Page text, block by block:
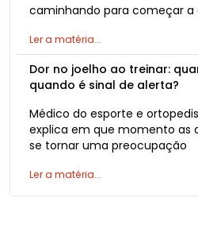
caminhando para começar a
Ler a matéria...
Dor no joelho ao treinar:
quando é sinal de alerta?
Médico do esporte e
explica em que momento as
se tornar uma preocupação
Ler a matéria...